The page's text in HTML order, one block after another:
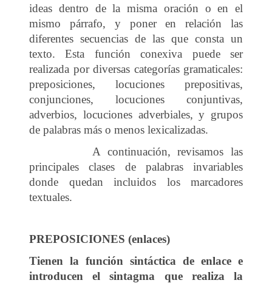
ideas dentro de la misma oración o en el
mismo párrafo, y poner en relación las
diferentes secuencias de las que consta un
texto. Esta función conexiva puede ser
realizada por diversas categorías gramaticales:
preposiciones, locuciones prepositivas,
conjunciones, locuciones conjuntivas,
adverbios, locuciones adverbiales, y grupos
de palabras más o menos lexicalizadas.
A continuación, revisamos las
principales clases de palabras invariables
donde quedan incluidos los marcadores
textuales.
PREPOSICIONES (enlaces)
Tienen la función sintáctica de enlace e
introducen el sintagma que realiza la